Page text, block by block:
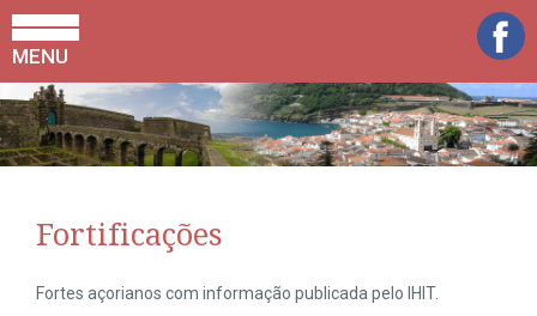
MENU
Fortificações
Fortes açorianos com informação publicada pelo IHIT.